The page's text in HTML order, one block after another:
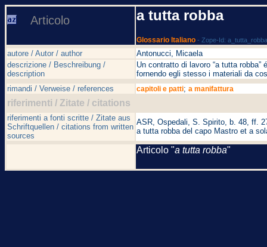
Articolo a tutta robba
Glossario Italiano - Zope-Id:
autore / Autor / author
Antonucci, Micaela
descrizione / Beschreibung /
description
Un contratto di lavoro “a tutta
fornendo egli stesso i materiali da
rimandi / Verweise / references
capitoli e patti;a manifattura
riferimenti / Zitate / citations
riferimenti a fonti scritte / Zitate aus
Schriftquellen / citations from written
sources
ASR, Ospedali, S. Spirito, b. 48, ff.
a tutta robba del capo Mastro et a
Articolo "a tutta robba"